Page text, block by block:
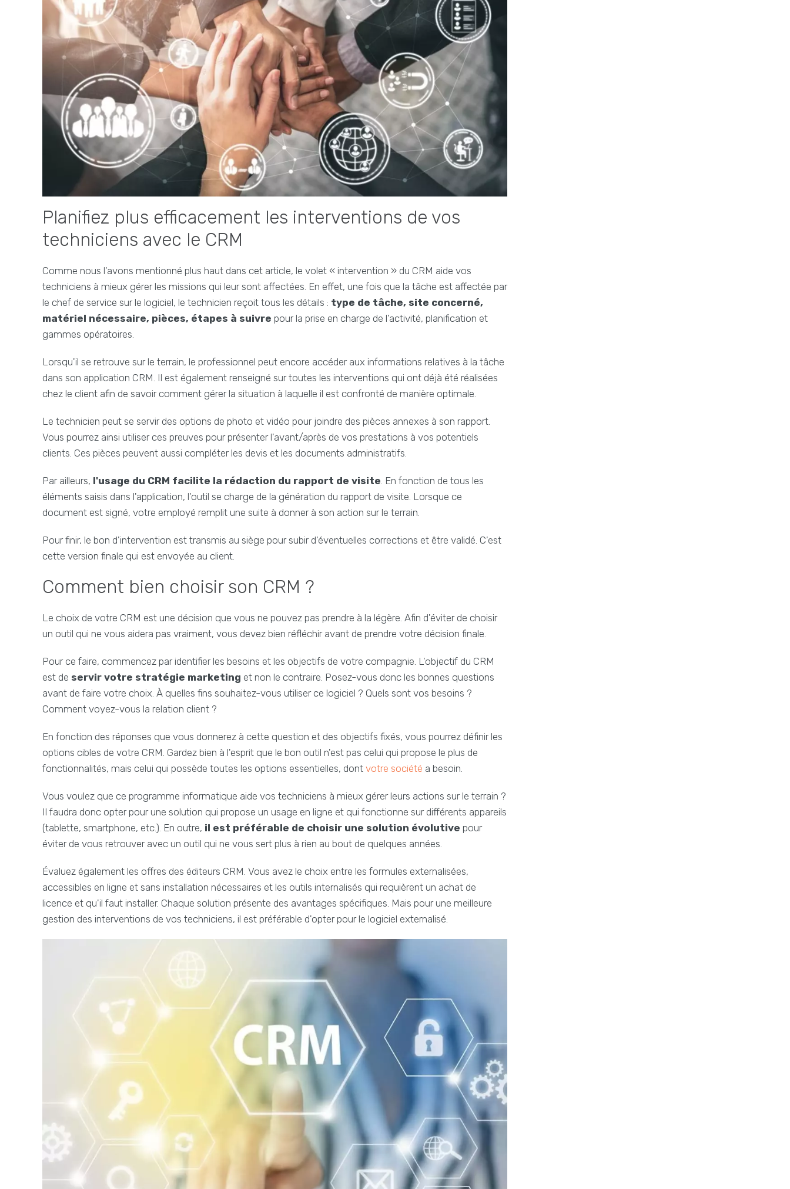
Planifiez plus efficacement les interventions de vos
techniciens avec le CRM
Comme nous l'avons mentionné plus haut dans cet article, le volet « intervention » du CRM aide vos
techniciens à mieux gérer les missions qui leur sont affectées. En effet, une fois que la tâche est affectée par
le chef de service sur le logiciel, le technicien reçoit tous les détails : type de tâche, site concerné,
matériel nécessaire, pièces, étapes à suivre pour la prise en charge de l'activité, planification et
gammes opératoires.
Lorsqu'il se retrouve sur le terrain, le professionnel peut encore accéder aux informations relatives à la tâche
dans son application CRM. Il est également renseigné sur toutes les interventions qui ont déjà été réalisées
chez le client afin de savoir comment gérer la situation à laquelle il est confronté de manière optimale.
Le technicien peut se servir des options de photo et vidéo pour joindre des pièces annexes à son rapport.
Vous pourrez ainsi utiliser ces preuves pour présenter l'avant/après de vos prestations à vos potentiels
clients. Ces pièces peuvent aussi compléter les devis et les documents administratifs.
Par ailleurs, l'usage du CRM facilite la rédaction du rapport de visite . En fonction de tous les
éléments saisis dans l'application, l'outil se charge de la génération du rapport de visite. Lorsque ce
document est signé, votre employé remplit une suite à donner à son action sur le terrain.
Pour finir, le bon d'intervention est transmis au siège pour subir d'éventuelles corrections et être validé. C'est
cette version finale qui est envoyée au client.
Comment bien choisir son CRM ?
Le choix de votre CRM est une décision que vous ne pouvez pas prendre à la légère. Afin d'éviter de choisir
un outil qui ne vous aidera pas vraiment, vous devez bien réfléchir avant de prendre votre décision finale.
Pour ce faire, commencez par identifier les besoins et les objectifs de votre compagnie. L'objectif du CRM
est de servir votre stratégie marketing et non le contraire. Posez-vous donc les bonnes questions
avant de faire votre choix. À quelles fins souhaitez-vous utiliser ce logiciel ? Quels sont vos besoins ?
Comment voyez-vous la relation client ?
En fonction des réponses que vous donnerez à cette question et des objectifs fixés, vous pourrez définir les
options cibles de votre CRM. Gardez bien à l'esprit que le bon outil n'est pas celui qui propose le plus de
fonctionnalités, mais celui qui possède toutes les options essentielles, dont votre société a besoin.
Vous voulez que ce programme informatique aide vos techniciens à mieux gérer leurs actions sur le terrain ?
Il faudra donc opter pour une solution qui propose un usage en ligne et qui fonctionne sur différents appareils
(tablette, smartphone, etc.). En outre, il est préférable de choisir une solution évolutive pour
éviter de vous retrouver avec un outil qui ne vous sert plus à rien au bout de quelques années.
Évaluez également les offres des éditeurs CRM. Vous avez le choix entre les formules externalisées,
accessibles en ligne et sans installation nécessaires et les outils internalisés qui requièrent un achat de
licence et qu'il faut installer. Chaque solution présente des avantages spécifiques. Mais pour une meilleure
gestion des interventions de vos techniciens, il est préférable d'opter pour le logiciel externalisé.